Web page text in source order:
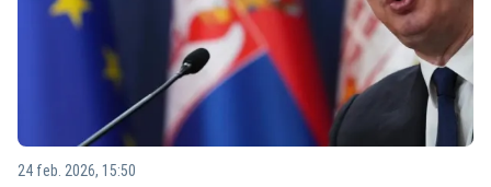
24 feb. 2026, 15:50